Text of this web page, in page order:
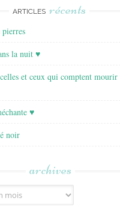
ARTICLES récents
la nuit ♥
et ceux qui comptent
♥
noir
archives